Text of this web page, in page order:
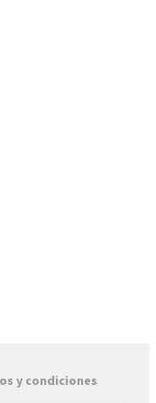
y condiciones